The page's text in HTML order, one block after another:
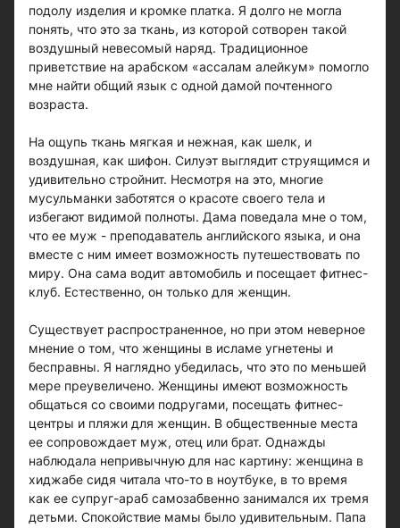
подолу изделия и кромке платка. Я долго не могла
понять, что это за ткань, из которой сотворен такой
воздушный невесомый наряд. Традиционное
приветствие на арабском «ассалам алейкум» помогло
мне найти общий язык с одной дамой почтенного
возраста.
На ощупь ткань мягкая и нежная, как шелк, и
воздушная, как шифон. Силуэт выглядит струящимся и
удивительно стройнит. Несмотря на это, многие
мусульманки заботятся о красоте своего тела и
избегают видимой полноты. Дама поведала мне о том,
что ее муж - преподаватель английского языка, и она
вместе с ним имеет возможность путешествовать по
миру. Она сама водит автомобиль и посещает фитнес-
клуб. Естественно, он только для женщин.
Существует распространенное, но при этом неверное
мнение о том, что женщины в исламе угнетены и
бесправны. Я наглядно убедилась, что это по меньшей
мере преувеличено. Женщины имеют возможность
общаться со своими подругами, посещать фитнес-
центры и пляжи для женщин. В общественные места
ее сопровождает муж, отец или брат. Однажды
наблюдала непривычную для нас картину: женщина в
хиджабе сидя читала что-то в ноутбуке, в то время
как ее супруг-араб самозабвенно занимался их тремя
детьми. Спокойствие мамы было удивительным. Папа